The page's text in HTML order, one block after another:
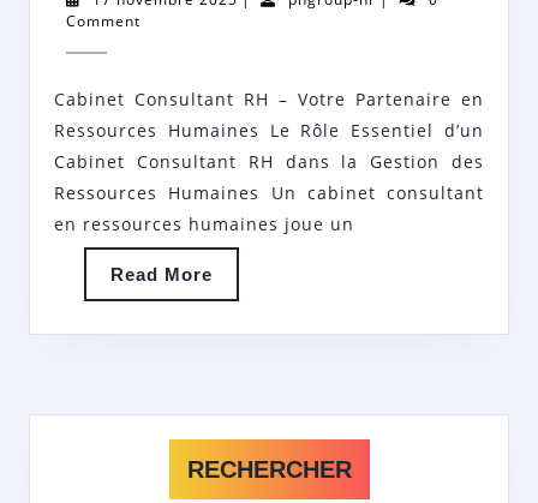
GESTION
RESSOURCES
HUMAINES
AVEC
UN
CABINET
DE
Comment
Cabinet Consultant RH – Votre Partenaire en
Ressources Humaines Le Rôle Essentiel d’un
Cabinet Consultant RH dans la Gestion des
Ressources Humaines Un cabinet consultant
en ressources humaines joue un
Read More
More
RECHERCHER